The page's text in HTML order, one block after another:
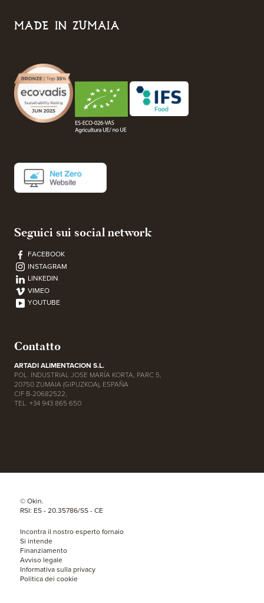
MADE IN ZUMAIA
Seguici sui social network
FACEBOOK
INSTAGRAM
LINKEDIN
VIMEO
YOUTUBE
Contatto
ARTADI ALIMENTACION S.L.
POL. INDUSTRIAL JOSE MARÍA KORTA, PARC 5,
20750 ZUMAIA (GIPUZKOA), ESPAÑA
CIF B-20682522,
TEL. +34 943 865 650
© Okin.
RSI: ES - 20.35786/SS - CE
Incontra il nostro esperto fornaio
Si intende
Finanziamento
Avviso legale
Informativa sulla privacy
Politica dei cookie